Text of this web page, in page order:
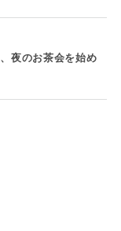
夜のお茶会を始め